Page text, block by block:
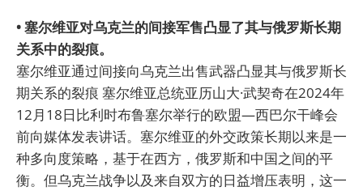
• 塞尔维亚对乌克兰的间接军售凸显了其与俄罗斯长期
关系中的裂痕。
塞尔维亚通过间接向乌克兰出售武器凸显其与俄罗斯长
期关系的裂痕 塞尔维亚总统亚历山大·武契奇在2024年
12月18日比利时布鲁塞尔举行的欧盟—西巴尔干峰会
前向媒体发表讲话。塞尔维亚的外交政策长期以来是一
种多向度策略，基于在西方，俄罗斯和中国之间的平
衡。但乌克兰战争以及来自双方的日益增压表明，这一